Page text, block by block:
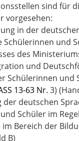
sind für
vorgesehen:
in der
Schülerinnen und
des
und
Schülerinnen und
13-63 Nr. 3)
der deutschen
Schüler im
Bereich der
B)